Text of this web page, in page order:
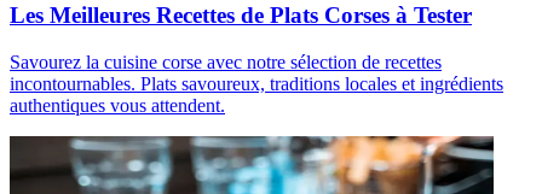
Les Meilleures Recettes de Plats Corses à Tester
Savourez la cuisine corse avec notre sélection de recettes
incontournables. Plats savoureux, traditions locales et ingrédients
authentiques vous attendent.